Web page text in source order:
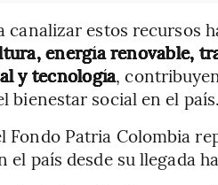
canalizar estos recursos
energía renovable,
y tecnología,
bienestar social en el país.
Fondo Patria Colombia
país desde su llegada